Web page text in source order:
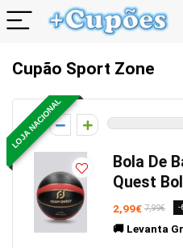
Cupão Sport Zone
LOJA NACIONAL
0
Bola De
Quest
2,99€ 7,99€ -
🚚 Levanta